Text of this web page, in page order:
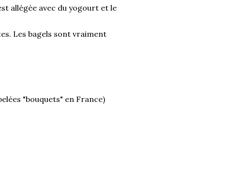
allégée avec du yogourt et le
Les bagels sont vraiment
"bouquets" en France)